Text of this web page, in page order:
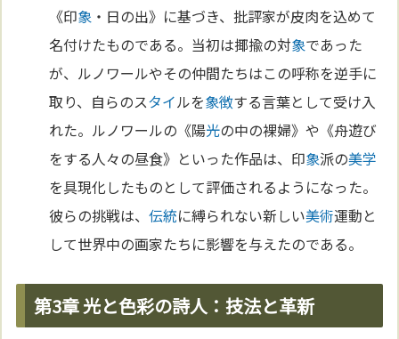
《印象 ・日の出》に基づき、批評家が皮肉を込めて
名付けたものである。当初は揶揄の対象であった
が、ルノワールやその仲間たちはこの呼称を逆手に
取り、自らのスタイルを象徴する言葉として受け入
れた。ルノワールの《陽光の中の裸婦》や《舟遊び
をする人々の昼食》といった作品は、印象派の美学
を具現化したものとして評価されるようになった。
彼らの挑戦は、伝統に縛られない新しい美術運動と
して世界中の画家たちに影響を与えたのである。
第3章 光と色彩の詩人：技法と革新